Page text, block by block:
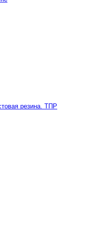
резина. ТПР